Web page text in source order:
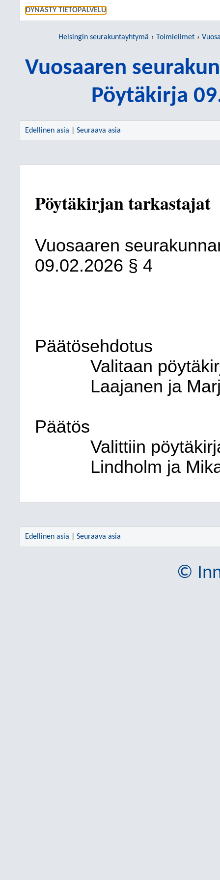
DYNASTY TIETOPALVELU
Helsingin seurakuntayhtymä Toimielimet
Vuosaaren
Pöytäkirja
Edellinen asia Seuraava asia
Pöytäkirjan tarkastajat
Vuosaaren
09.02.2026 § 4
Päätösehdotus
Valitaan
Laajanen ja
Päätös
Valittiin
Lindholm ja
Edellinen asia Seuraava asia
©